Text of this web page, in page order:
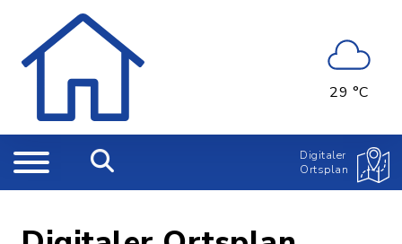
29 °C
Digitaler
Ortsplan